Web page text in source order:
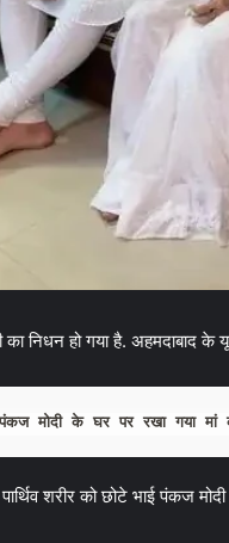
का निधन हो गया है. अहमदाबाद
मोदी के घर पर रखा गया मां
पार्थिव शरीर को छोटे भाई पंकज